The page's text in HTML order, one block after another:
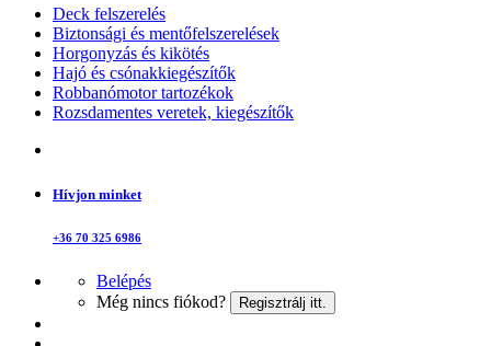
Deck felszerelés
Biztonsági és mentőfelszerelések
Horgonyzás és kikötés
Hajó és csónakkiegészítők
Robbanómotor tartozékok
Rozsdamentes veretek, kiegészítők
Hívjon minket
+36 70 325 6986
Belépés
Még nincs fiókod?
Regisztrálj itt.